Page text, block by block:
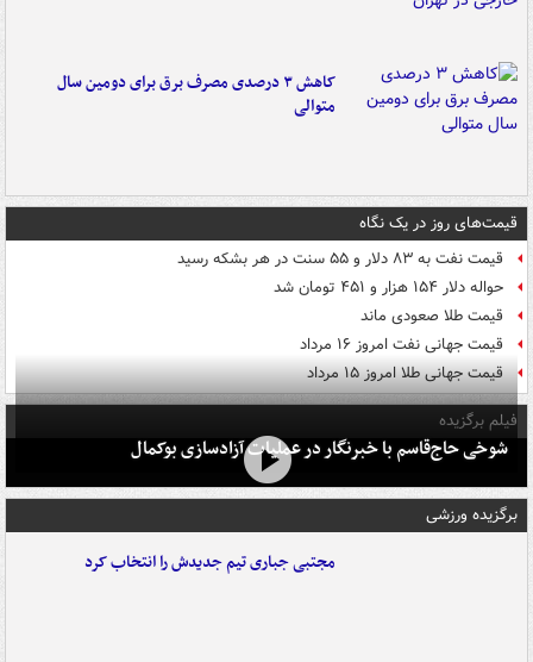
کاهش ۳ درصدی مصرف برق برای دومین سال
متوالی
قیمت‌های روز در یک نگاه
قیمت نفت به ۸۳ دلار و ۵۵ سنت در هر بشکه رسید
حواله دلار ۱۵۴ هزار و ۴۵۱ تومان شد
قیمت طلا صعودی ماند
قیمت جهانی نفت امروز ۱۶ مرداد
قیمت جهانی طلا امروز ۱۵ مرداد
فیلم برگزیده
شوخی حاج‌قاسم با خبرنگار در عملیات آزادسازی بوکمال
برگزیده ورزشی
مجتبی جباری تیم جدیدش را انتخاب کرد